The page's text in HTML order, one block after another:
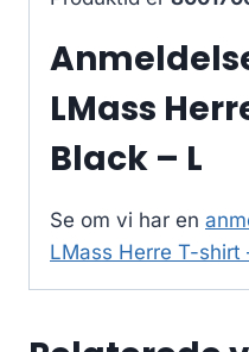
LMass
Black – L
Se om vi har en
LMass Herre T-shirt